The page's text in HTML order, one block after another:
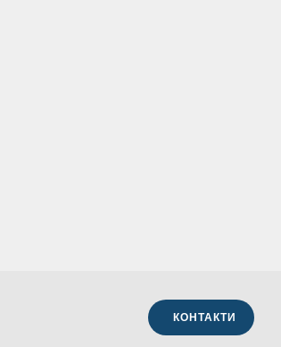
КОНТАКТИ